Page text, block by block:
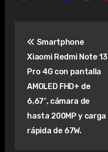
de
entradas
Smartphone
Xiaomi Redmi Note 13
Pro 4G con pantalla
AMOLED FHD+ de
6,67″, cámara de
hasta 200MP y carga
rápida de 67W.